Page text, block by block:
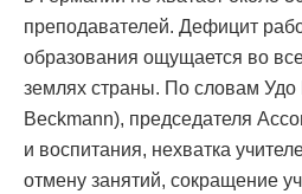
преподавателей. Дефицит
образования ощущается во
землях страны. По словам
Beckmann), председателя
и воспитания, нехватка
отмену занятий, сокращение